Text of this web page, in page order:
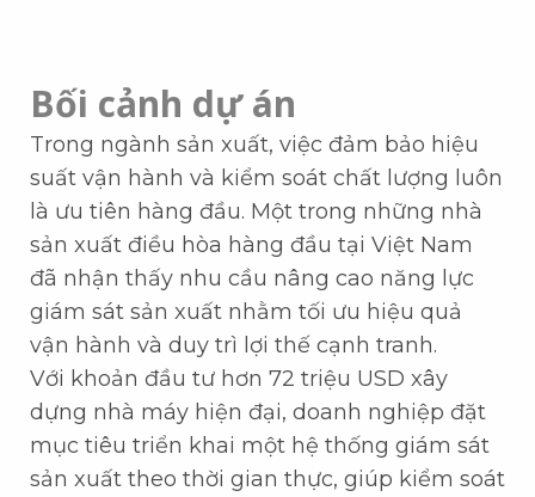
Bối cảnh dự án
Trong ngành sản xuất, việc đảm bảo hiệu
suất vận hành và kiểm soát chất lượng luôn
là ưu tiên hàng đầu. Một trong những nhà
sản xuất điều hòa hàng đầu tại Việt Nam
đã nhận thấy nhu cầu nâng cao năng lực
giám sát sản xuất nhằm tối ưu hiệu quả
vận hành và duy trì lợi thế cạnh tranh.
Với khoản đầu tư hơn 72 triệu USD xây
dựng nhà máy hiện đại, doanh nghiệp đặt
mục tiêu triển khai một hệ thống giám sát
sản xuất theo thời gian thực, giúp kiểm soát